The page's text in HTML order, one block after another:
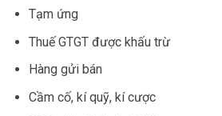
Tạm ứng
Thuế GTGT được khấu trừ
Hàng gửi bán
Cầm cố, kí quỹ, kí cược